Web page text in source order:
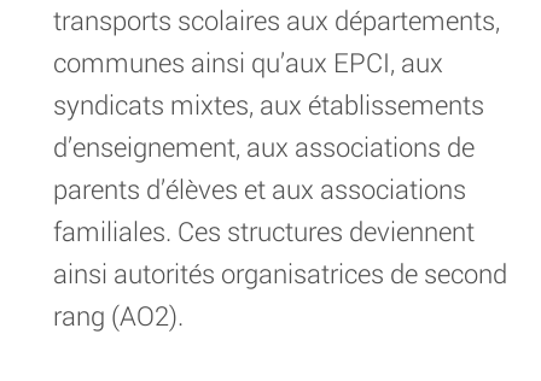
transports scolaires aux départements,
communes ainsi qu’aux EPCI, aux
syndicats mixtes, aux établissements
d’enseignement, aux associations de
parents d’élèves et aux associations
familiales. Ces structures deviennent
ainsi autorités organisatrices de second
rang (AO2).